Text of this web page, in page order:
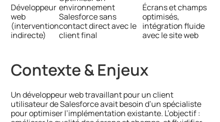
Développeur
web
(intervention
indirecte)
environnement
Salesforce sans
contact direct avec le
client final
Écrans et champs
optimisés,
intégration fluide
avec le site web
Contexte & Enjeux
Un développeur web travaillant pour un client
utilisateur de Salesforce avait besoin d’un spécialiste
pour optimiser l’implémentation existante. L’objectif :